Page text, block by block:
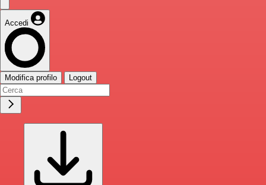
Accedi
Modifica profilo Logout